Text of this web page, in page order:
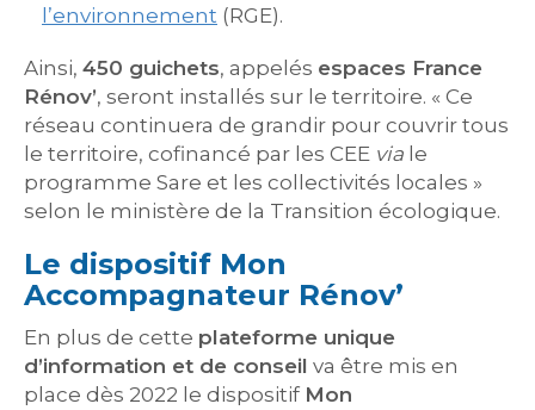
l’environnement (RGE).
Ainsi, 450 guichets, appelés espaces France
Rénov’, seront installés sur le territoire. « Ce
réseau continuera de grandir pour couvrir tous
le territoire, cofinancé par les CEE via le
programme Sare et les collectivités locales »
selon le ministère de la Transition écologique.
Le dispositif Mon
Accompagnateur Rénov’
En plus de cette plateforme unique
d’information et de conseil va être mis en
place dès 2022 le dispositif Mon